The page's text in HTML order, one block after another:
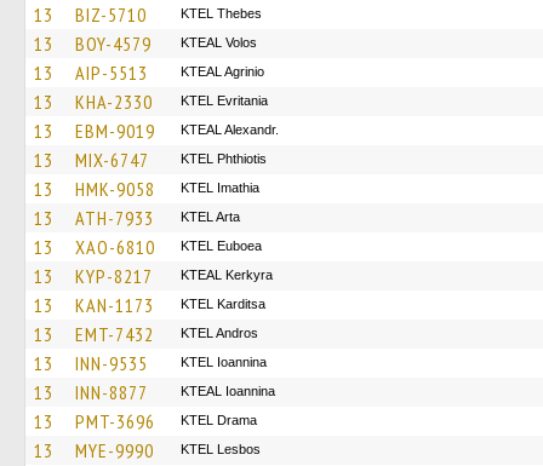
13 BIZ-5710 KTEL Thebes
13 BOY-4579 KTEAL Volos
13 AIP-5513 KTEAL Agrinio
13 KHA-2330 ΚΤΕL Evritania
13 EBM-9019 KTEAL Alexandr.
13 MIX-6747 ΚΤΕL Phthiotis
13 HMK-9058 KTEL Imathia
13 ATH-7933 KTEL Arta
13 XAO-6810 ΚΤΕL Euboea
13 KYP-8217 KTEAL Kerkyra
13 KAN-1173 ΚΤΕL Karditsa
13 EMT-7432 KTEL Andros
13 INN-9535 KTEL Ioannina
13 INN-8877 KTEAL Ioannina
13 PMT-3696 KTEL Drama
13 MYE-9990 KTEL Lesbos